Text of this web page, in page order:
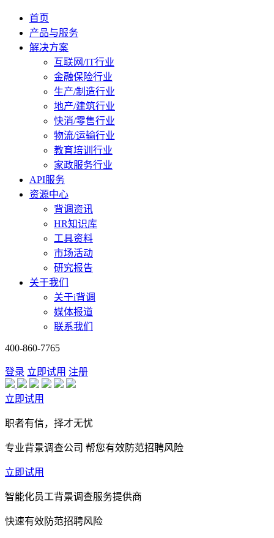
首页
产品与服务
解决方案
互联网/IT行业
金融保险行业
生产/制造行业
地产/建筑行业
快消/零售行业
物流/运输行业
教育培训行业
家政服务行业
API服务
资源中心
背调资讯
HR知识库
工具资料
市场活动
研究报告
关于我们
关于i背调
媒体报道
联系我们
400-860-7765
登录 立即试用 注册
立即试用
职者有信，择才无忧
专业背景调查公司 帮您有效防范招聘风险
立即试用
智能化员工背景调查服务提供商
快速有效防范招聘风险